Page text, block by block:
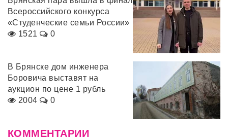
Всероссийского конкурса
«Студенческие семьи России»
1521
0
В Брянске дом инженера
Боровича выставят на
аукцион по цене 1 рубль
2004
0
КОММЕНТАРИИ